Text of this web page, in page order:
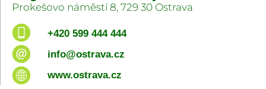
Prokešovo náměstí 8, 729 30 Ostrava
+420 599 444 444
info@ostrava.cz
www.ostrava.cz